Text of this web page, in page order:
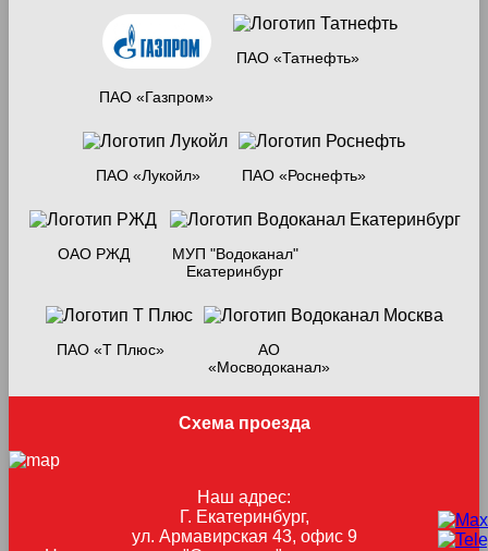
ПАО «Газпром»
ПАО «Татнефть»
ПАО «Лукойл» ПАО «Роснефть»
ОАО РЖД
МУП "Водоканал"
Екатеринбург
ПАО «Т Плюс»
АО
«Мосводоканал»
Схема проезда
Наш адрес:
Г. Екатеринбург,
ул. Армавирская 43, офис 9